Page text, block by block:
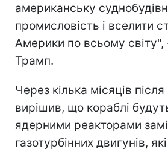
американську
промисловість і вселити
Америки по всьому світу",
Трамп.
Через кілька місяців
вирішив, що кораблі
ядерними реакторами
газотурбінних двигунів, які